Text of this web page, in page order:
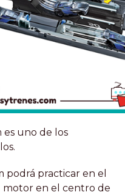
es uno de los
podrá practicar en el
en el centro de